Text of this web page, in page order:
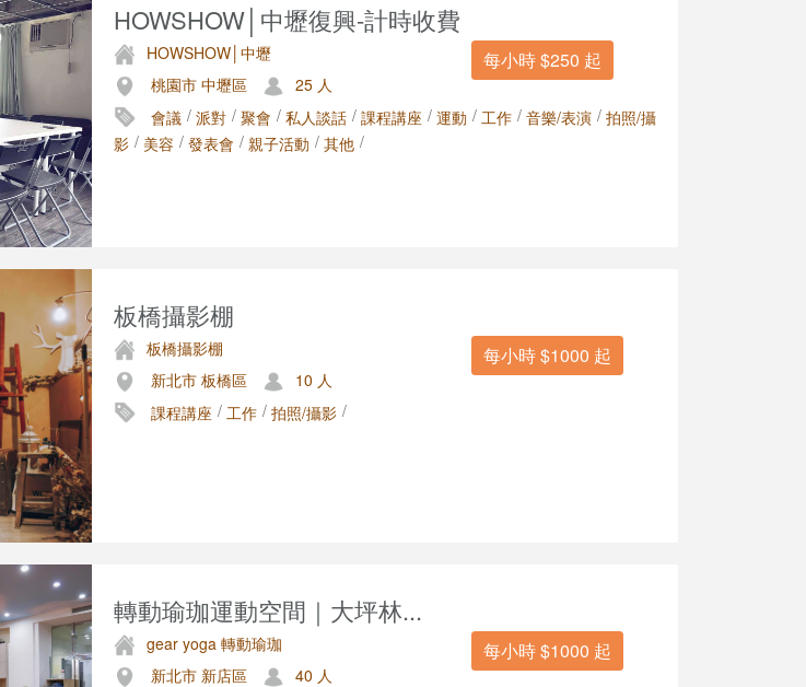
HOWSHOW│中壢復興-計時收費
每小時 $250 起
HOWSHOW│中壢
桃園市 中壢區
25 人
會議 / 派對 / 聚會 / 私人談話 / 課程講座 / 運動 / 工作 / 音樂/表演 / 拍照/攝
影 / 美容 / 發表會 / 親子活動 / 其他 /
板橋攝影棚
每小時 $1000 起
板橋攝影棚
新北市 板橋區
10 人
課程講座 / 工作 / 拍照/攝影 /
轉動瑜珈運動空間｜大坪林...
每小時 $1000 起
gear yoga 轉動瑜珈
新北市 新店區
40 人